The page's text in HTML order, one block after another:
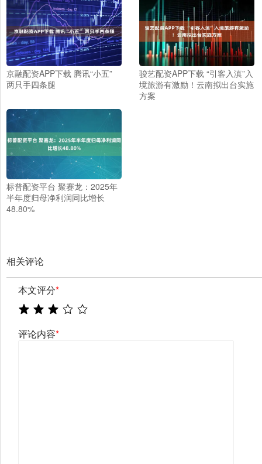
京融配资APP下载 腾讯“小五”
两只手四条腿
骏艺配资APP下载 “引客入滇”入
境旅游有激励！云南拟出台实施
方案
标普配资平台 聚赛龙：2025年
半年度归母净利润同比增长
48.80%
相关评论
本文评分*
评论内容*